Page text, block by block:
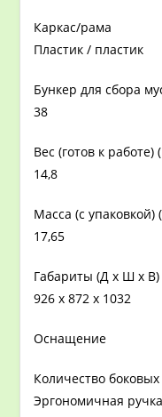
Каркас/рама
Пластик / пластик
Бункер для сбора
38
Вес (готов к работе)
14,8
Масса (с упаковкой)
17,65
Габариты (Д x Ш x
926 x 872 x 1032
Оснащение
Количество
Эргономичная ручка